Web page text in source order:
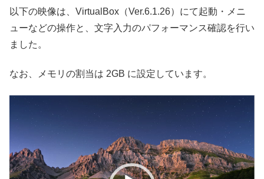
以下の映像は、VirtualBox（Ver.6.1.26）にて起動・メニ
ューなどの操作と、文字入力のパフォーマンス確認を行い
ました。
なお、メモリの割当は 2GB に設定しています。
画
プ
レ
ー